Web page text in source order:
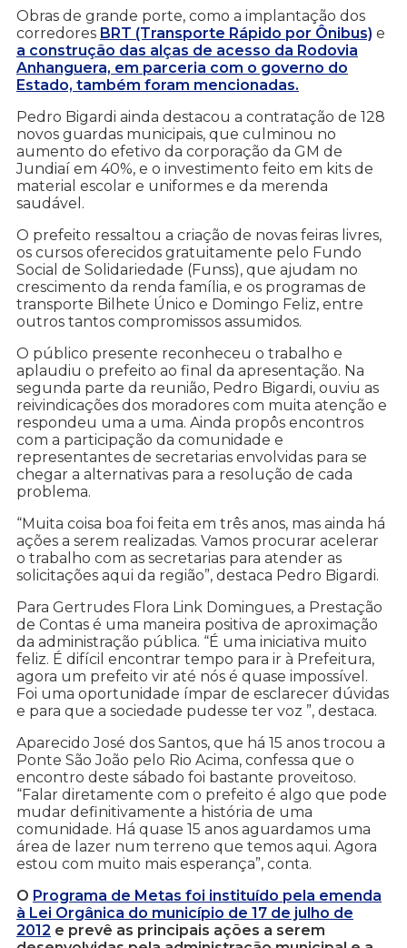
Obras de grande porte, como a implantação dos
corredores BRT (Transporte Rápido por Ônibus) e
a construção das alças de acesso da Rodovia
Anhanguera, em parceria com o governo do
Estado, também foram mencionadas.
Pedro Bigardi ainda destacou a contratação de 128
novos guardas municipais, que culminou no
aumento do efetivo da corporação da GM de
Jundiaí em 40%, e o investimento feito em kits de
material escolar e uniformes e da merenda
saudável.
O prefeito ressaltou a criação de novas feiras livres,
os cursos oferecidos gratuitamente pelo Fundo
Social de Solidariedade (Funss), que ajudam no
crescimento da renda família, e os programas de
transporte Bilhete Único e Domingo Feliz, entre
outros tantos compromissos assumidos.
O público presente reconheceu o trabalho e
aplaudiu o prefeito ao final da apresentação. Na
segunda parte da reunião, Pedro Bigardi, ouviu as
reivindicações dos moradores com muita atenção e
respondeu uma a uma. Ainda propôs encontros
com a participação da comunidade e
representantes de secretarias envolvidas para se
chegar a alternativas para a resolução de cada
problema.
“Muita coisa boa foi feita em três anos, mas ainda há
ações a serem realizadas. Vamos procurar acelerar
o trabalho com as secretarias para atender as
solicitações aqui da região”, destaca Pedro Bigardi.
Para Gertrudes Flora Link Domingues, a Prestação
de Contas é uma maneira positiva de aproximação
da administração pública. “É uma iniciativa muito
feliz. É difícil encontrar tempo para ir à Prefeitura,
agora um prefeito vir até nós é quase impossível.
Foi uma oportunidade ímpar de esclarecer dúvidas
e para que a sociedade pudesse ter voz ”, destaca.
Aparecido José dos Santos, que há 15 anos trocou a
Ponte São João pelo Rio Acima, confessa que o
encontro deste sábado foi bastante proveitoso.
“Falar diretamente com o prefeito é algo que pode
mudar definitivamente a história de uma
comunidade. Há quase 15 anos aguardamos uma
área de lazer num terreno que temos aqui. Agora
estou com muito mais esperança”, conta.
O Programa de Metas foi instituído pela emenda
à Lei Orgânica do município de 17 de julho de
2012 e prevê as principais ações a serem